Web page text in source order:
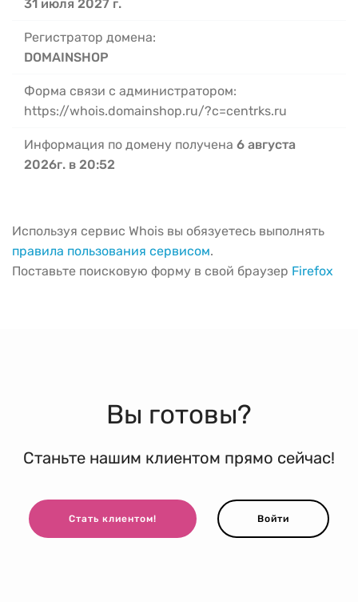
31 июля 2027 г.
Регистратор домена:
DOMAINSHOP
Форма связи с администратором:
https://whois.domainshop.ru/?c=centrks.ru
Информация по домену получена 6 августа
2026г. в 20:52
Используя сервис Whois вы обязуетесь выполнять
правила пользования сервисом.
Поставьте поисковую форму в свой браузер Firefox
Вы готовы?
Станьте нашим клиентом прямо сейчас!
Стать клиентом! Войти